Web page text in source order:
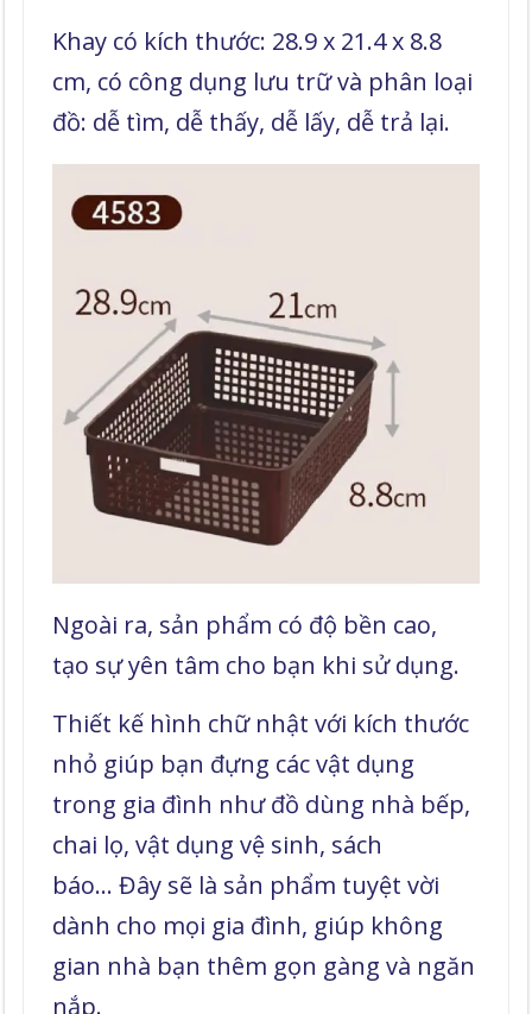
Khay có kích thước: 28.9 x 21.4 x 8.8
cm, có công dụng lưu trữ và phân loại
đồ: dễ tìm, dễ thấy, dễ lấy, dễ trả lại.
Ngoài ra, sản phẩm có độ bền cao,
tạo sự yên tâm cho bạn khi sử dụng.
Thiết kế hình chữ nhật với kích thước
nhỏ giúp bạn đựng các vật dụng
trong gia đình như đồ dùng nhà bếp,
chai lọ, vật dụng vệ sinh, sách
báo... Đây sẽ là sản phẩm tuyệt vời
dành cho mọi gia đình, giúp không
gian nhà bạn thêm gọn gàng và ngăn
nắp.